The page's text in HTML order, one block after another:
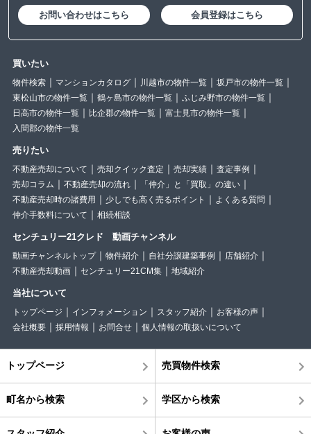
お問い合わせはこちら 会員登録はこちら
買いたい
物件検索 マンションカタログ 川越市の物件一覧
坂戸市の物件一覧
東松山市の物件一覧
鶴ヶ島市の物件一覧
ふじみ野市の物件一覧
日高市の物件一覧
比企郡の物件一覧
富士見市の物件一覧
入間郡の物件一覧
売りたい
不動産売却について 売却クイック査定 売却実績
査定事例
売却コラム
不動産売却の流れ
「仲介」と「買取」の違い
不動産売却時の諸費用
少しでも高く売るポイント
よくある質問
仲介手数料について
相続相談
センチュリー21クレド 動画チャンネル
動画チャンネルトップ 物件紹介 自社分譲建築事例
店舗紹介
不動産売却動画
センチュリー21CM集 地域紹介
当社について
トップページ インフォメーション スタッフ紹介
お客様の声
会社概要
採用情報 お問合せ 個人情報の取扱いについて
トップページ 売買物件検索
町名から検索 学区から検索